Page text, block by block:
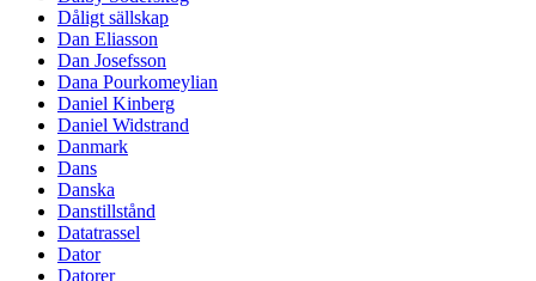
Dåligt sällskap
Dan Eliasson
Dan Josefsson
Dana Pourkomeylian
Daniel Kinberg
Daniel Widstrand
Danmark
Dans
Danska
Danstillstånd
Datatrassel
Dator
Datorer